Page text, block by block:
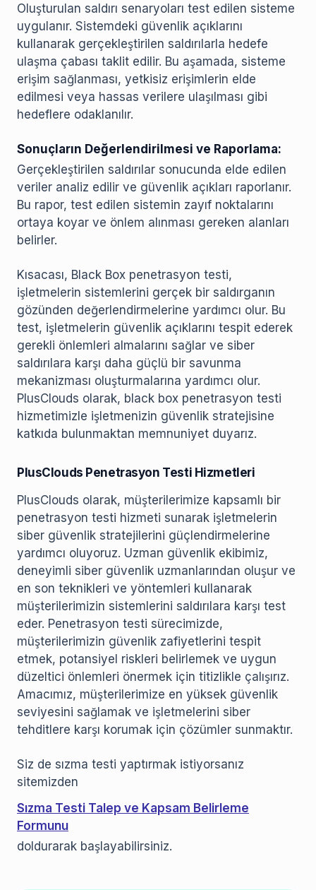
Oluşturulan saldırı senaryoları test edilen sisteme
uygulanır. Sistemdeki güvenlik açıklarını
kullanarak gerçekleştirilen saldırılarla hedefe
ulaşma çabası taklit edilir. Bu aşamada, sisteme
erişim sağlanması, yetkisiz erişimlerin elde
edilmesi veya hassas verilere ulaşılması gibi
hedeflere odaklanılır.
Sonuçların Değerlendirilmesi ve Raporlama:
Gerçekleştirilen saldırılar sonucunda elde edilen
veriler analiz edilir ve güvenlik açıkları raporlanır.
Bu rapor, test edilen sistemin zayıf noktalarını
ortaya koyar ve önlem alınması gereken alanları
belirler.
Kısacası, Black Box penetrasyon testi,
işletmelerin sistemlerini gerçek bir saldırganın
gözünden değerlendirmelerine yardımcı olur. Bu
test, işletmelerin güvenlik açıklarını tespit ederek
gerekli önlemleri almalarını sağlar ve siber
saldırılara karşı daha güçlü bir savunma
mekanizması oluşturmalarına yardımcı olur.
PlusClouds olarak, black box penetrasyon testi
hizmetimizle işletmenizin güvenlik stratejisine
katkıda bulunmaktan memnuniyet duyarız.
PlusClouds Penetrasyon Testi Hizmetleri
PlusClouds olarak, müşterilerimize kapsamlı bir
penetrasyon testi hizmeti sunarak işletmelerin
siber güvenlik stratejilerini güçlendirmelerine
yardımcı oluyoruz. Uzman güvenlik ekibimiz,
deneyimli siber güvenlik uzmanlarından oluşur ve
en son teknikleri ve yöntemleri kullanarak
müşterilerimizin sistemlerini saldırılara karşı test
eder. Penetrasyon testi sürecimizde,
müşterilerimizin güvenlik zafiyetlerini tespit
etmek, potansiyel riskleri belirlemek ve uygun
düzeltici önlemleri önermek için titizlikle çalışırız.
Amacımız, müşterilerimize en yüksek güvenlik
seviyesini sağlamak ve işletmelerini siber
tehditlere karşı korumak için çözümler sunmaktır.
Siz de sızma testi yaptırmak istiyorsanız
sitemizden
Sızma Testi Talep ve Kapsam Belirleme
Formunu
doldurarak başlayabilirsiniz.